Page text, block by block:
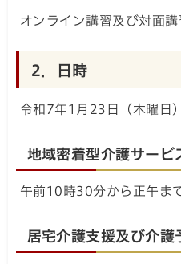
オンライン講習及び対面
2．日時
令和7年1月23日（木曜日）
地域密着型介護サービ
午前10時30分から正午ま
居宅介護支援及び介護